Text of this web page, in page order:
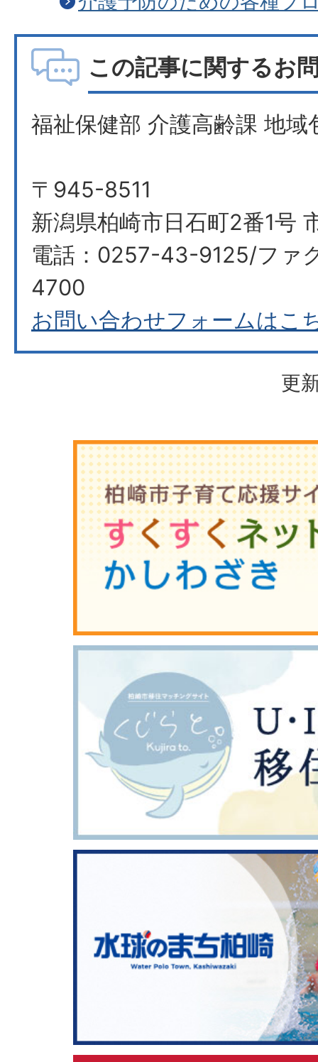
この記事に関するお
福祉保健部 介護高齢課 地域
〒945-8511
新潟県柏崎市日石町2番1号
電話：0257-43-9125/ファ
4700
お問い合わせフォームはこ
更